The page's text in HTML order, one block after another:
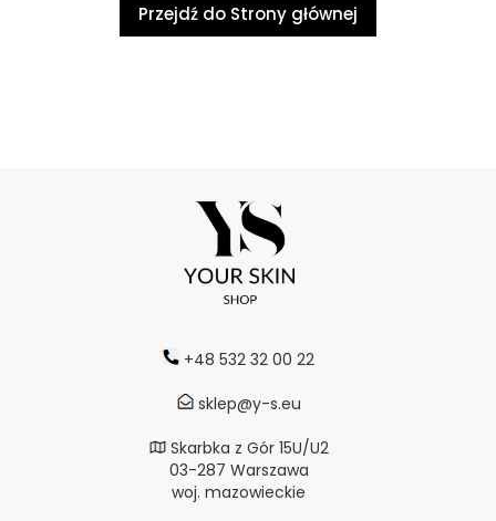
Przejdź do Strony głównej
+48 532 32 00 22
sklep@y-s.eu
Skarbka z Gór 15U/U2
03-287 Warszawa
woj. mazowieckie